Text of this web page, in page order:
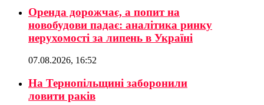
Оренда дорожчає, а попит на
новобудови падає: аналітика ринку
нерухомості за липень в Україні
07.08.2026, 16:52
На Тернопільщині заборонили
ловити раків